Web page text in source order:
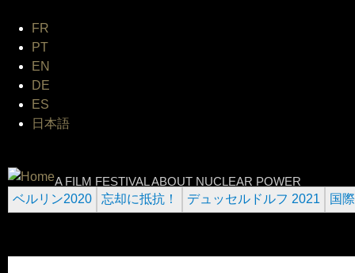
FR
PT
EN
DE
ES
日本語
A FILM FESTIVAL ABOUT NUCLEAR POWER
ベルリン2020 忘却に抵抗！ デュッセルドルフ 2021 国